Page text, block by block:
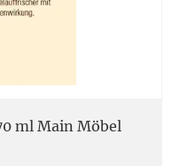
ml Main Möbel